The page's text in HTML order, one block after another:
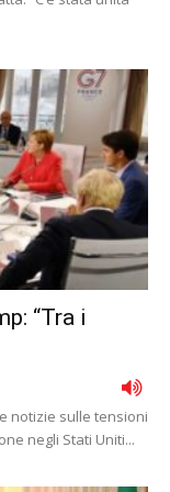
“Tra i
notizie sulle tensioni
negli Stati Uniti...